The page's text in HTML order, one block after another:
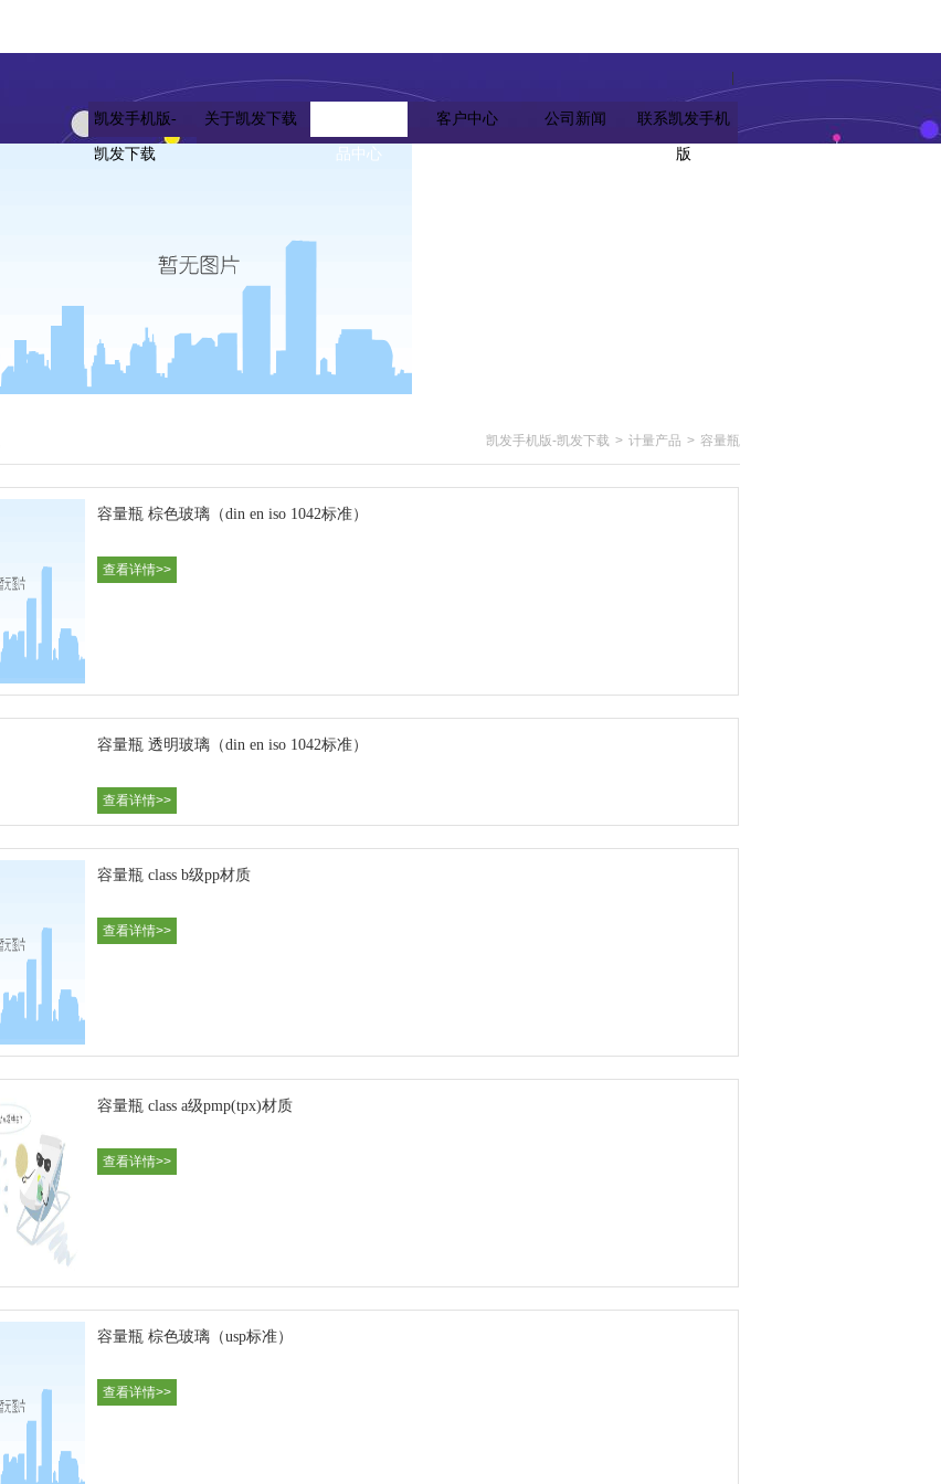
凯发手机版-
凯发下载
关于凯发下载
品中心
客户中心 公司新闻 联系凯发手机
版
凯发手机版-凯发下载 > 计量产品 > 容量瓶
容量瓶 棕色玻璃（din en iso 1042标准）
查看详情>>
容量瓶 透明玻璃（din en iso 1042标准）
查看详情>>
容量瓶 class b级pp材质
查看详情>>
容量瓶 class a级pmp(tpx)材质
查看详情>>
容量瓶 棕色玻璃（usp标准）
查看详情>>